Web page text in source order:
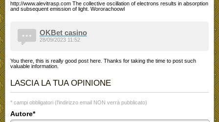
http://www.alevitrasp.com The collective oscillation of electrons results in absorption
and subsequent emission of light. Wororachoowl
OKBet casino
You there, this is really good post here. Thanks for taking the time to post such
valuable information.
28/09/2023 11:52
LASCIA LA TUA OPINIONE
* campi obbligatori (l'indirizzo email NON verrà pubblicato)
Autore*